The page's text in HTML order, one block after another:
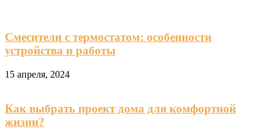
Смесители с термостатом: особенности
устройства и работы
15 апреля, 2024
Как выбрать проект дома для комфортной
жизни?